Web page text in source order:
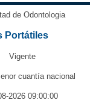
de Odontologia
Portátiles
Vigente
cuantía nacional
2026 09:00:00